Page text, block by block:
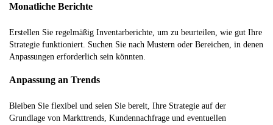
Monatliche Berichte
Erstellen Sie regelmäßig Inventarberichte, um zu beurteilen, wie gut Ihre
Strategie funktioniert. Suchen Sie nach Mustern oder Bereichen, in denen
Anpassungen erforderlich sein könnten.
Anpassung an Trends
Bleiben Sie flexibel und seien Sie bereit, Ihre Strategie auf der
Grundlage von Markttrends, Kundennachfrage und eventuellen